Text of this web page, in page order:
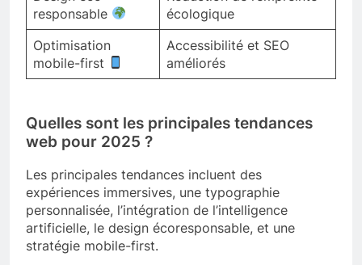
responsable
écologique
Optimisation
mobile-first
Accessibilité et SEO
améliorés
Quelles sont les principales tendances
web pour 2025 ?
Les principales tendances incluent des
expériences immersives, une typographie
personnalisée, l’intégration de l’intelligence
artificielle, le design écoresponsable, et une
stratégie mobile-first.